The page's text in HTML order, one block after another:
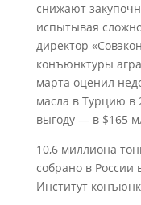
снижают
испытывая
директор
конъюнктуры
марта оценил
масла в Турцию в
выгоду — в $165
10,6 миллиона
собрано в России
Институт